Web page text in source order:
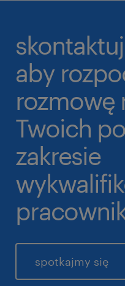
aby
rozmowę
Twoich
zakresie
spotkajmy się